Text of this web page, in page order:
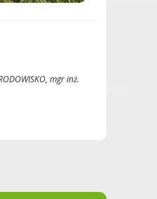
mgr inż.